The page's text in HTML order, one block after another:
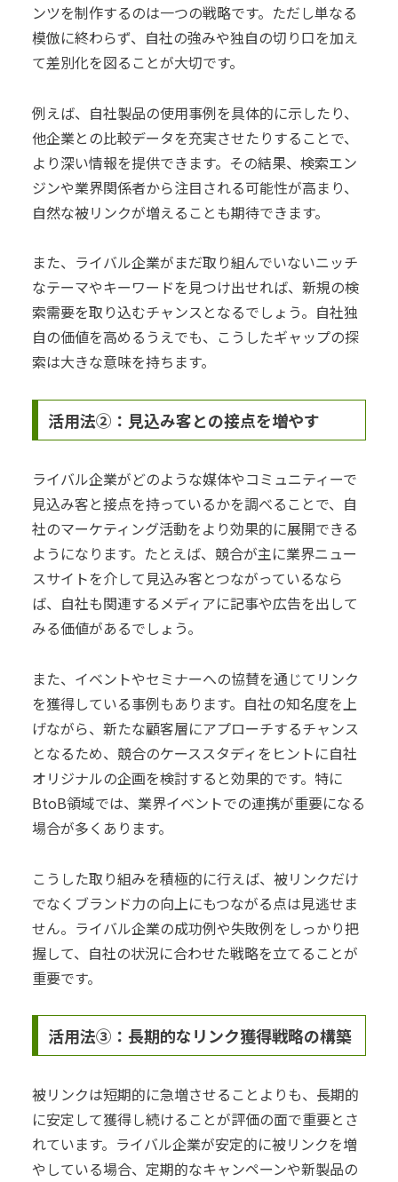
ンツを制作するのは一つの戦略です。ただし単なる
模倣に終わらず、自社の強みや独自の切り口を加え
て差別化を図ることが大切です。
例えば、自社製品の使用事例を具体的に示したり、
他企業との比較データを充実させたりすることで、
より深い情報を提供できます。その結果、検索エン
ジンや業界関係者から注目される可能性が高まり、
自然な被リンクが増えることも期待できます。
また、ライバル企業がまだ取り組んでいないニッチ
なテーマやキーワードを見つけ出せれば、新規の検
索需要を取り込むチャンスとなるでしょう。自社独
自の価値を高めるうえでも、こうしたギャップの探
索は大きな意味を持ちます。
活用法②：見込み客との接点を増やす
ライバル企業がどのような媒体やコミュニティーで
見込み客と接点を持っているかを調べることで、自
社のマーケティング活動をより効果的に展開できる
ようになります。たとえば、競合が主に業界ニュー
スサイトを介して見込み客とつながっているなら
ば、自社も関連するメディアに記事や広告を出して
みる価値があるでしょう。
また、イベントやセミナーへの協賛を通じてリンク
を獲得している事例もあります。自社の知名度を上
げながら、新たな顧客層にアプローチするチャンス
となるため、競合のケーススタディをヒントに自社
オリジナルの企画を検討すると効果的です。特に
BtoB領域では、業界イベントでの連携が重要になる
場合が多くあります。
こうした取り組みを積極的に行えば、被リンクだけ
でなくブランド力の向上にもつながる点は見逃せま
せん。ライバル企業の成功例や失敗例をしっかり把
握して、自社の状況に合わせた戦略を立てることが
重要です。
活用法③：長期的なリンク獲得戦略の構築
被リンクは短期的に急増させることよりも、長期的
に安定して獲得し続けることが評価の面で重要とさ
れています。ライバル企業が安定的に被リンクを増
やしている場合、定期的なキャンペーンや新製品の